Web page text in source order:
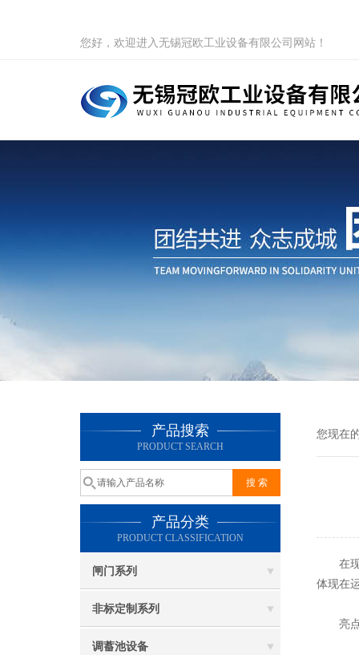
您好，欢迎进入无锡冠欧工业设备有限公司网站！
产品搜索
PRODUCT SEARCH
产品分类
PRODUCT CLASSIFICATION
闸门系列
非标定制系列
调蓄池设备
您现在
在现
体现在
亮点